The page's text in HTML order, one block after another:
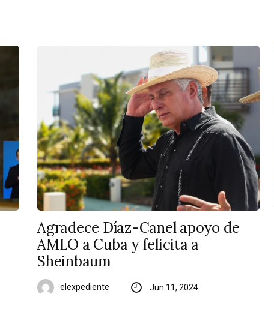
Agradece Díaz-Canel apoyo de
AMLO a Cuba y felicita a
Sheinbaum
elexpediente Jun 11, 2024